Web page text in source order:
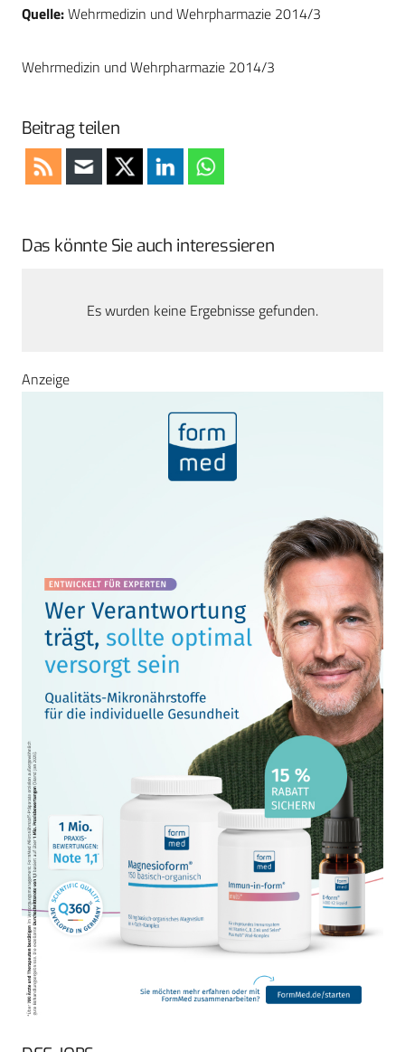
Quelle:Wehrmedizin und Wehrpharmazie 2014/3
Wehrmedizin und Wehrpharmazie 2014/3
Beitrag teilen
Das könnte Sie auch interessieren
Es wurden keine Ergebnisse gefunden.
Anzeige